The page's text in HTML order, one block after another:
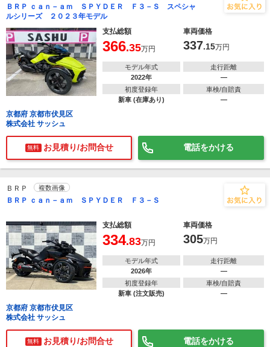
ＢＲＰ ｃａｎ－ａｍ ＳＰＹＤＥＲ Ｆ３－Ｓ スペシャ
ルシリーズ ２０２３年モデル
支払総額
車両価格
366.35万円 337.15万円
モデル年式
2022年
走行距離
―
初度登録年
新車 (在庫あり)
車検/自賠責
―
京都府 京都市伏見区
株式会社 サッシュ
無料 お見積り/お問合せ 電話をかける
ＢＲＰ 複数画像
ＢＲＰ ｃａｎ－ａｍ ＳＰＹＤＥＲ Ｆ３－Ｓ
支払総額 車両価格
334.83万円 305万円
モデル年式
2026年
走行距離
―
初度登録年
新車 (注文販売)
車検/自賠責
―
京都府 京都市伏見区
株式会社 サッシュ
無料 お見積り/お問合せ 電話をかける